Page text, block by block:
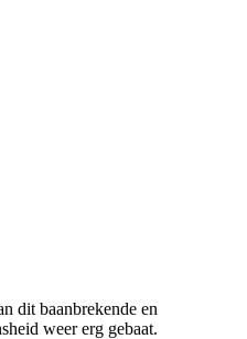
dit baanbrekende en
weer erg gebaat.